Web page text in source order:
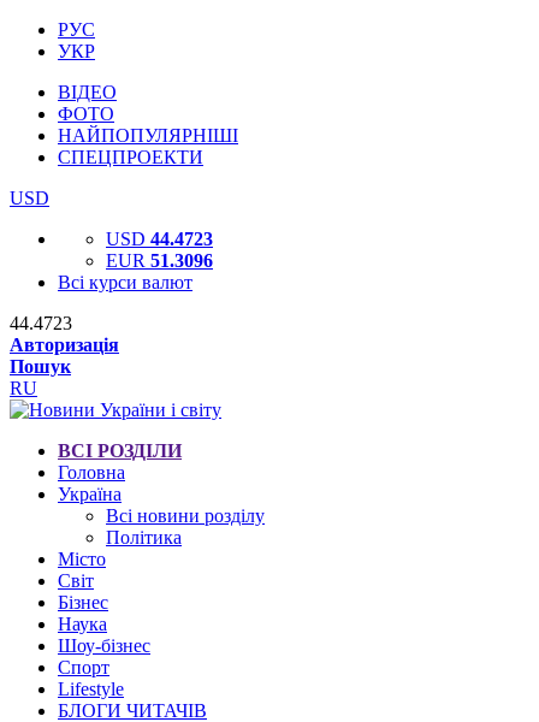
РУС
УКР
ВІДЕО
ФОТО
НАЙПОПУЛЯРНІШІ
СПЕЦПРОЕКТИ
USD
USD 44.4723
EUR 51.3096
Всі курси валют
44.4723
Авторизація
Пошук
RU
ВСІ РОЗДІЛИ
Головна
Україна
Всі новини розділу
Політика
Місто
Світ
Бізнес
Наука
Шоу-бізнес
Спорт
Lifestyle
БЛОГИ ЧИТАЧІВ